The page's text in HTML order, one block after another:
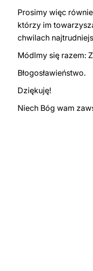
Prosimy więc
którzy im
chwilach
Módlmy się razem:
Błogosławieństwo.
Dziękuję!
Niech Bóg wam